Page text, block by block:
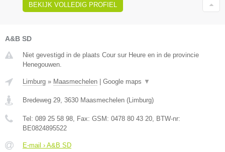
BEKIJK VOLLEDIG PROFIEL
A&B SD
Niet gevestigd in de plaats Cour sur Heure en in de provincie
Henegouwen.
Limburg » Maasmechelen Google maps ▼
Bredeweg 29 3630 Maasmechelen ( Limburg)
Tel: 089 25 58 98 , Fax: GSM: 0478 80 43 20 , BTW-nr:
BE0824895522
E-mail › A&B SD